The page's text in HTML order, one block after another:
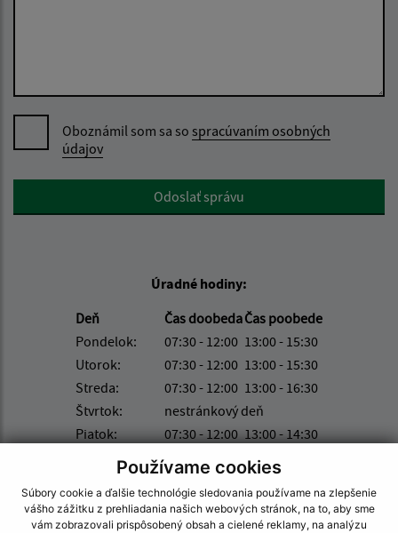
Používame cookies
Súbory cookie a ďalšie technológie sledovania používame na zlepšenie
vášho zážitku z prehliadania našich webových stránok, na to, aby sme
vám zobrazovali prispôsobený obsah a cielené reklamy, na analýzu
Oboznámil som sa so spracúvaním osobných
údajov
Google reCaptcha ResponseOdoslať správu
Úradné hodiny:
Deň
Čas doobedaČas poobede
Pondelok:
07:30 - 12:00 13:00 - 15:30
Utorok:
07:30 - 12:00 13:00 - 15:30
Streda:
07:30 - 12:00 13:00 - 16:30
Štvrtok:
nestránkový deň
Piatok:
07:30 - 12:00 13:00 - 14:30
Obedňajšia prestávka:12:00 - 13:00
Číslo účtu IBAN: SK74 0200 0000 0000 0362 4572